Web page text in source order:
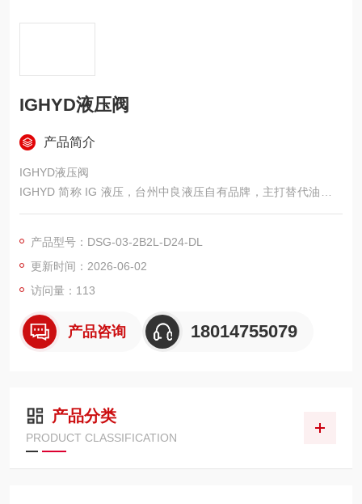
IGHYD液压阀
产品简介
IGHYD液压阀
IGHYD 简称 IG 液压，台州中良液压自有品牌，主打替代油研 Y
UKEN、力士乐标准液压阀，国标 + ISO4401 安装尺寸，国产通
产品型号：DSG-03-2B2L-D24-DL
更新时间：2026-06-02
访问量：113
产品咨询 18014755079
产品分类
PRODUCT CLASSIFICATION